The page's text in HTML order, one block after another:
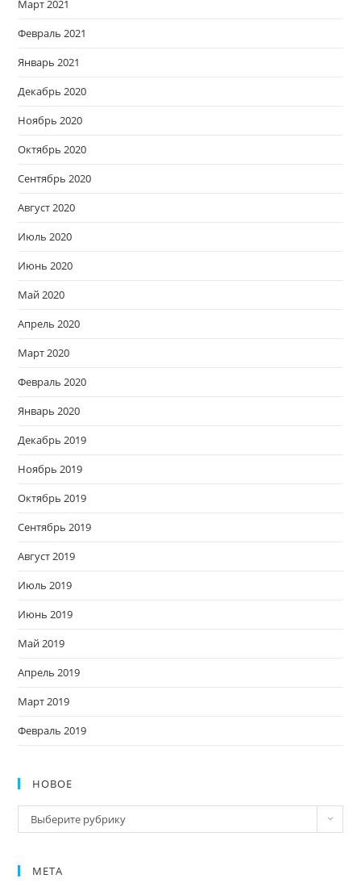
Март 2021
Февраль 2021
Январь 2021
Декабрь 2020
Ноябрь 2020
Октябрь 2020
Сентябрь 2020
Август 2020
Июль 2020
Июнь 2020
Май 2020
Апрель 2020
Март 2020
Февраль 2020
Январь 2020
Декабрь 2019
Ноябрь 2019
Октябрь 2019
Сентябрь 2019
Август 2019
Июль 2019
Июнь 2019
Май 2019
Апрель 2019
Март 2019
Февраль 2019
НОВОЕ
Новое
Выберите рубрику
МЕТА